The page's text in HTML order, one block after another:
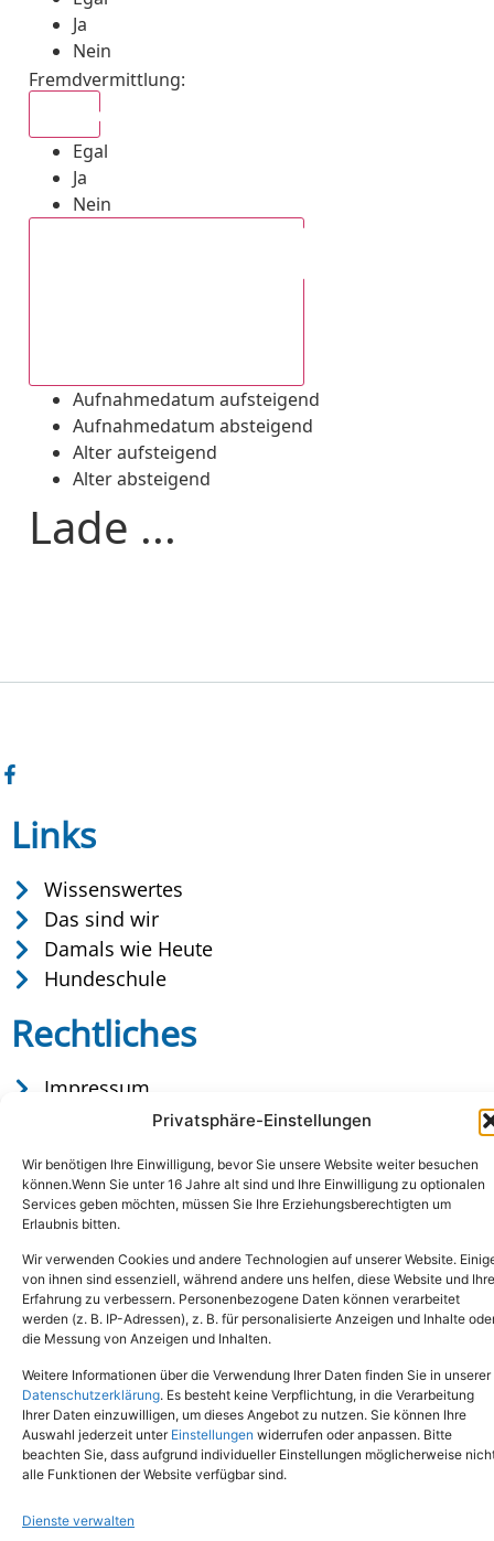
Privatsphäre-Einstellungen
Wir benötigen Ihre Einwilligung, bevor Sie unsere Website weiter besuchen
können.Wenn Sie unter 16 Jahre alt sind und Ihre Einwilligung zu optionalen
Services geben möchten, müssen Sie Ihre Erziehungsberechtigten um
Erlaubnis bitten.
Wir verwenden Cookies und andere Technologien auf unserer Website.
von ihnen sind essenziell, während andere uns helfen, diese Website und Ihre
Erfahrung zu verbessern. Personenbezogene Daten können verarbeitet
werden (z. B. IP-Adressen), z. B. für personalisierte Anzeigen und Inhalte
die Messung von Anzeigen und Inhalten.
Weitere Informationen über die Verwendung Ihrer Daten finden Sie in unserer
Datenschutzerklärung. Es besteht keine Verpflichtung, in die Verarbeitung
Ihrer Daten einzuwilligen, um dieses Angebot zu nutzen. Sie können Ihre
Auswahl jederzeit unter Einstellungen widerrufen oder anpassen. Bitte
beachten Sie, dass aufgrund individueller Einstellungen möglicherweise
alle Funktionen der Website verfügbar sind.
Dienste verwalten
Ja
Nein
Fremdvermittlung:
Egal
Ja
Nein
Aufnahmedatum aufsteigend
Aufnahmedatum absteigend
Alter aufsteigend
Alter absteigend
Lade ...
Links
Wissenswertes
Das sind wir
Damals wie Heute
Hundeschule
Rechtliches
Impressum
Datenschutz
Copyright © 2024. Alle Rechte vorbehalten.
Tel.: (02651) - 77438info@tierheim-mayen.de
In der Pluns 1, 56727 Mayen